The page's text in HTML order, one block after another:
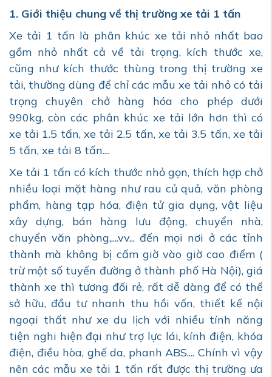
1. Giới thiệu chung về thị trường xe tải 1 tấn
Xe tải 1 tấn là phân khúc xe tải nhỏ nhất bao
gồm nhỏ nhất cả về tải trọng, kích thước xe,
cũng như kích thước thùng trong thị trường xe
tải, thường dùng để chỉ các mẫu xe tải nhỏ có tải
trọng chuyên chở hàng hóa cho phép dưới
990kg, còn các phân khúc xe tải lớn hơn thì có
xe tải 1.5 tấn, xe tải 2.5 tấn, xe tải 3.5 tấn, xe tải
5 tấn, xe tải 8 tấn....
Xe tải 1 tấn có kích thước nhỏ gọn, thích hợp chở
nhiều loại mặt hàng như rau củ quả, văn phòng
phẩm, hàng tạp hóa, điện tử gia dụng, vật liệu
xây dựng, bán hàng lưu động, chuyển nhà,
chuyển văn phòng,....vv... đến mọi nơi ở các tỉnh
thành mà không bị cấm giờ vào giờ cao điểm (
trừ một số tuyến đường ở thành phố Hà Nội), giá
thành xe thì tương đối rẻ, rất dễ dàng để có thể
sở hữu, đầu tư nhanh thu hồi vốn, thiết kế nội
ngoại thất như xe du lịch với nhiều tính năng
tiện nghi hiện đại như trợ lực lái, kính điện, khóa
điện, điều hòa, ghế da, phanh ABS.... Chính vì vậy
nên các mẫu xe tải 1 tấn rất được thị trường ưa